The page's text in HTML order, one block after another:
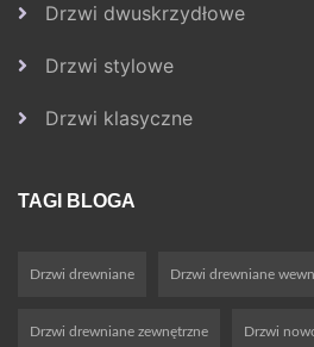
Drzwi dwuskrzydłowe
Drzwi stylowe
Drzwi klasyczne
TAGI BLOGA
Drzwi drewniane Drzwi drewniane
Drzwi drewniane zewnętrzne Drzwi